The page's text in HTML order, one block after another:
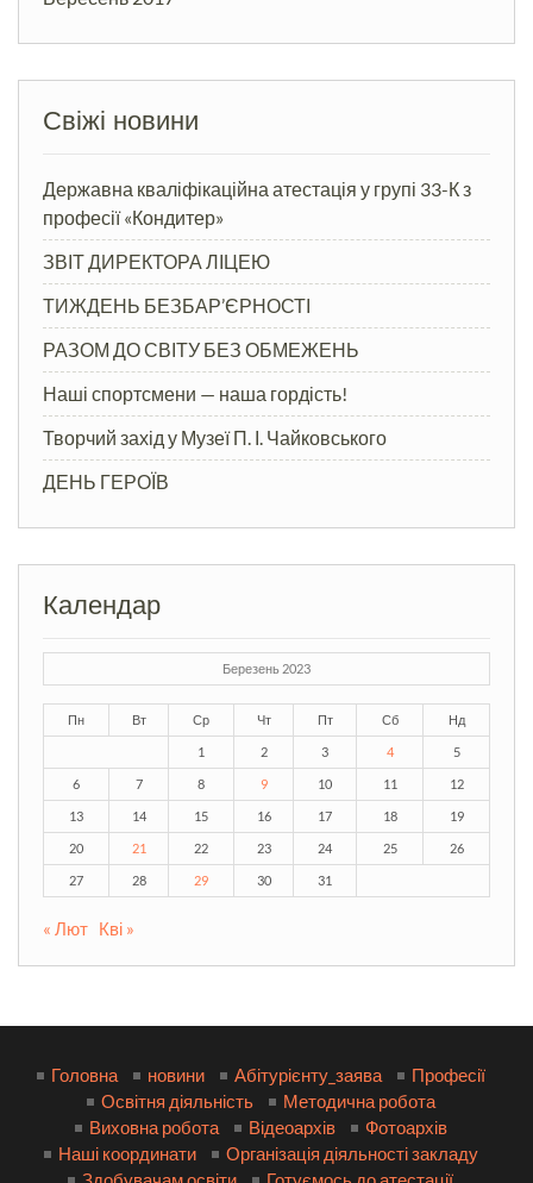
Свіжі новини
Державна кваліфікаційна атестація у групі 33-К з
професії «Кондитер»
ЗВІТ ДИРЕКТОРА ЛІЦЕЮ
ТИЖДЕНЬ БЕЗБАР’ЄРНОСТІ
РАЗОМ ДО СВІТУ БЕЗ ОБМЕЖЕНЬ
Наші спортсмени — наша гордість!
Творчий захід у Музеї П. І. Чайковського
ДЕНЬ ГЕРОЇВ
Календар
Березень 2023
Пн Вт Ср Чт Пт Сб Нд
1 2 3 4 5
6 7 8 9 10 11 12
13 14 15 16 17 18 19
20 21 22 23 24 25 26
27 28 29 30 31
« Лют Кві »
Головна новини Абітурієнту_заява
Професії
Освітня діяльність
Методична робота
Виховна робота
Відеоархів
Фотоархів
Наші координати
Організація діяльності закладу